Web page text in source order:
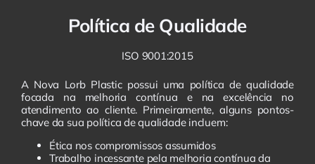
Política de Qualidade
ISO 9001:2015
A Nova Lorb Plastic possui uma política de qualidade
focada na melhoria contínua e na excelência no
atendimento ao cliente. Primeiramente, alguns pontos-
chave da sua política de qualidade incluem:
Ética nos compromissos assumidos
Trabalho incessante pela melhoria contínua da